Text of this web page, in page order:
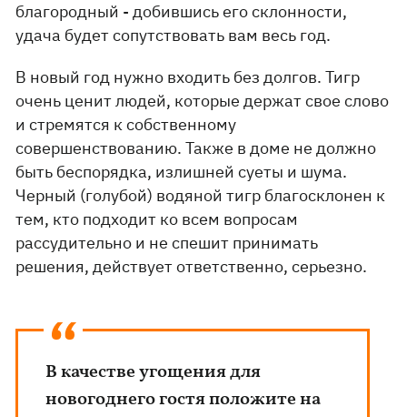
благородный - добившись его склонности,
удача будет сопутствовать вам весь год.
В новый год нужно входить без долгов. Тигр
очень ценит людей, которые держат свое слово
и стремятся к собственному
совершенствованию. Также в доме не должно
быть беспорядка, излишней суеты и шума.
Черный (голубой) водяной тигр благосклонен к
тем, кто подходит ко всем вопросам
рассудительно и не спешит принимать
решения, действует ответственно, серьезно.
В качестве угощения для
новогоднего гостя положите на